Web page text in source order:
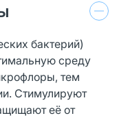
бактерий)
среду
тем
Стимулируют
её от